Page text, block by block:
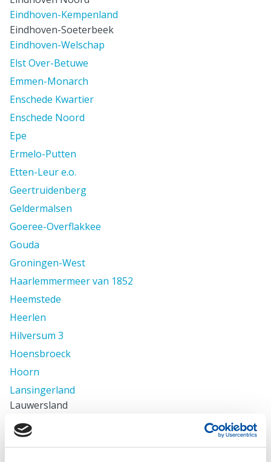
Eindhoven-Kempenland
Eindhoven-Soeterbeek
Eindhoven-Welschap
Elst Over-Betuwe
Emmen-Monarch
Enschede Kwartier
Enschede Noord
Epe
Ermelo-Putten
Etten-Leur e.o.
Geertruidenberg
Geldermalsen
Goeree-Overflakkee
Gouda
Groningen-West
Haarlemmermeer van 1852
Heemstede
Heerlen
Hilversum 3
Hoensbroeck
Hoorn
Lansingerland
Lauwersland
Leefklimaat
Leeuwarden